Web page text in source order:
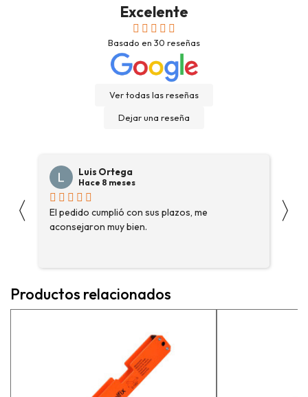
Excelente
Basado en 30 reseñas
Ver todas las reseñas
Dejar una reseña
〈
Luis Ortega
Hace 8 meses
El pedido cumplió con sus plazos, me
aconsejaron muy bien.
〉
Productos relacionados